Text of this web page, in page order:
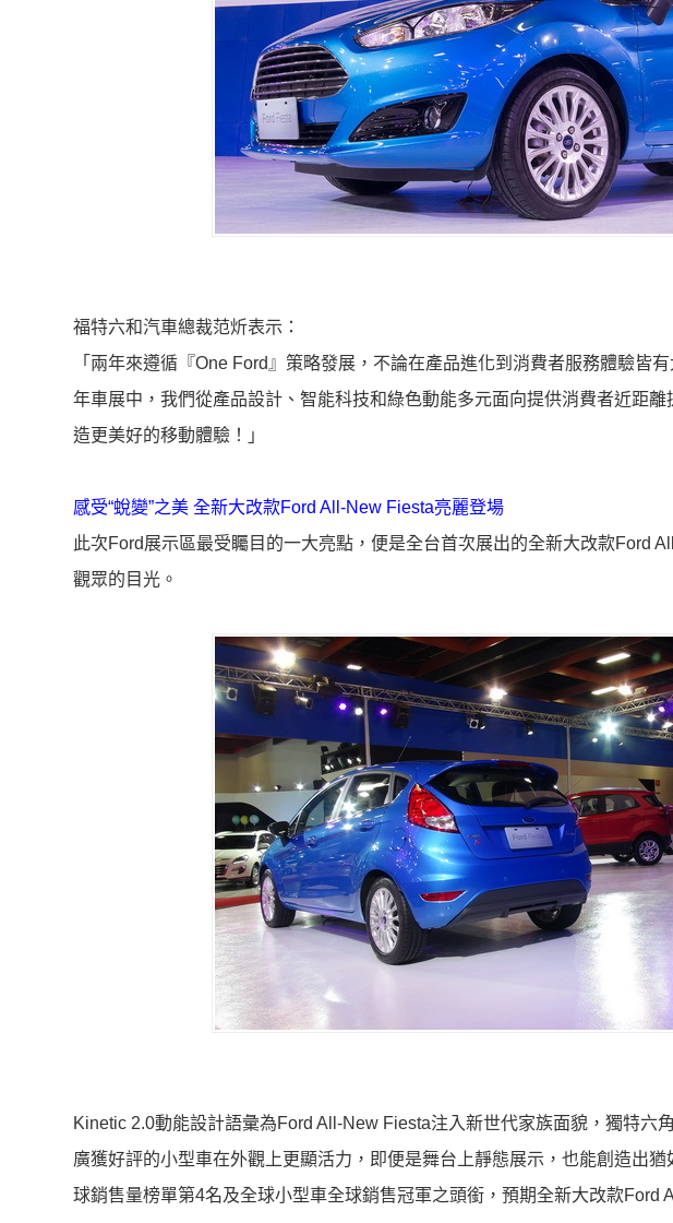
福特六和汽車總裁范炘表示：
「兩年來遵循『One Ford』策略發展，不論在產品進化到消費者服務體驗皆
年車展中，我們從產品設計、智能科技和綠色動能多元面向提供消費者近距
造更美好的移動體驗！」
感受“蛻變”之美 全新大改款Ford All-New Fiesta亮麗登場
此次Ford展示區最受矚目的一大亮點，便是全台首次展出的全新大改款Ford
觀眾的目光。
Kinetic 2.0動能設計語彙為Ford All-New Fiesta注入新世代家族面貌，獨特六
廣獲好評的小型車在外觀上更顯活力，即便是舞台上靜態展示，也能創造出
球銷售量榜單第4名及全球小型車全球銷售冠軍之頭銜，預期全新大改款Ford